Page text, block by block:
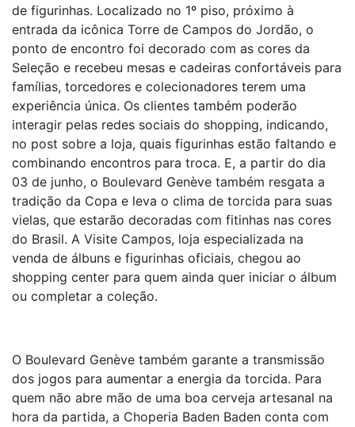
de figurinhas. Localizado no 1º piso, próximo à
entrada da icônica Torre de Campos do Jordão, o
ponto de encontro foi decorado com as cores da
Seleção e recebeu mesas e cadeiras confortáveis para
famílias, torcedores e colecionadores terem uma
experiência única. Os clientes também poderão
interagir pelas redes sociais do shopping, indicando,
no post sobre a loja, quais figurinhas estão faltando e
combinando encontros para troca. E, a partir do dia
03 de junho, o Boulevard Genève também resgata a
tradição da Copa e leva o clima de torcida para suas
vielas, que estarão decoradas com fitinhas nas cores
do Brasil. A Visite Campos, loja especializada na
venda de álbuns e figurinhas oficiais, chegou ao
shopping center para quem ainda quer iniciar o álbum
ou completar a coleção.
O Boulevard Genève também garante a transmissão
dos jogos para aumentar a energia da torcida. Para
quem não abre mão de uma boa cerveja artesanal na
hora da partida, a Choperia Baden Baden conta com